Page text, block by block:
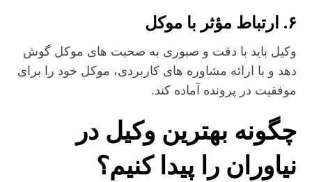
۶. ارتباط مؤثر با موکل
وکیل باید با دقت و صبوری به صحبت‌ های موکل گوش
دهد و با ارائه مشاوره‌ های کاربردی، موکل خود را برای
موفقیت در پرونده آماده کند.
چگونه بهترین وکیل در
نیاوران را پیدا کنیم؟